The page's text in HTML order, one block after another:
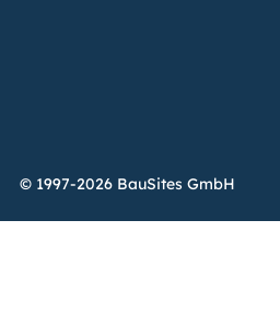
© 1997-2026 BauSites GmbH